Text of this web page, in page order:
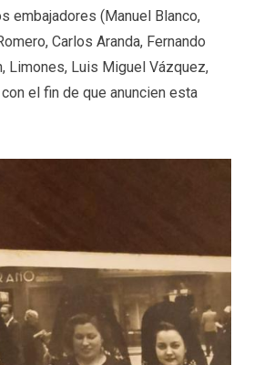
embajadores (Manuel Blanco,
Carlos Aranda, Fernando
Limones, Luis Miguel Vázquez,
el fin de que anuncien esta